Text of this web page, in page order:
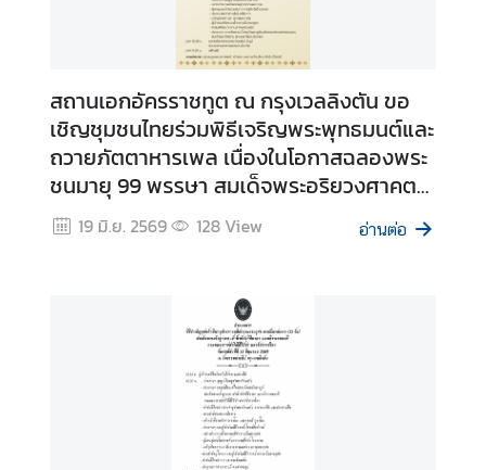
a
c
t
U
สถานเอกอัครราชทูต ณ กรุงเวลลิงตัน ขอ
เชิญชุมชนไทยร่วมพิธีเจริญพระพุทธมนต์และ
ถวายภัตตาหารเพล เนื่องในโอกาสฉลองพระ
ชนมายุ 99 พรรษา สมเด็จพระอริยวงศาคต
ญาณ สมเด็จพระสังฆราช สกลมหาสังฆ
ปริณายก
19 มิ.ย. 2569 128View อ่านต่อ